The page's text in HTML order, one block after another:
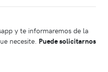
y te informaremos de la
necesite. Puede solicitarnos